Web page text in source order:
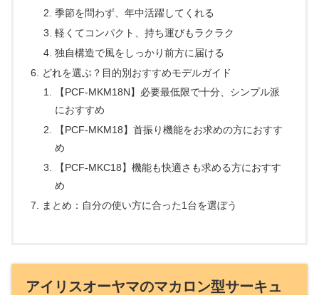
季節を問わず、年中活躍してくれる
軽くてコンパクト、持ち運びもラクラク
独自構造で風をしっかり前方に届ける
どれを選ぶ？目的別おすすめモデルガイド
【PCF-MKM18N】必要最低限で十分、シンプル派
におすすめ
【PCF-MKM18】首振り機能をお求めの方におすす
め
【PCF-MKC18】機能も快適さも求める方におすす
め
まとめ：自分の使い方に合った1台を選ぼう
アイリスオーヤマのマカロン型サーキュ